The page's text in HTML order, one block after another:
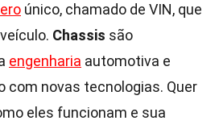
único, chamado de VIN, que
Chassis são
engenharia automotiva e
com novas tecnologias. Quer
eles funcionam e sua